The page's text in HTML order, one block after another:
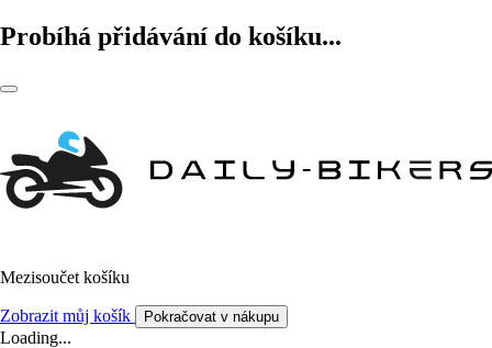
Probíhá přidávání do košíku...
Mezisoučet košíku
Zobrazit můj košík Pokračovat v nákupu
Loading...